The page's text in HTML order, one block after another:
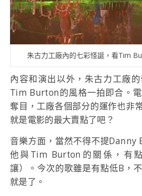
朱古力工廠內的七彩怪誕，看Tim
內容和演出以外，朱古力工廠
Tim Burton的風格一拍即合。
奪目，工廠各個部分的運作也非
就是電影的最大賣點了吧？
音樂方面，當然不得不提Danny
他與Tim Burton的關係，有
讓）。今次的歌雖是有點低B，
就是了。